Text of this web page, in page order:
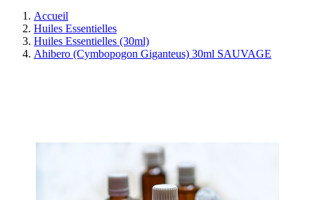
Accueil
Huiles Essentielles
Huiles Essentielles (30ml)
Ahibero (Cymbopogon Giganteus) 30ml SAUVAGE